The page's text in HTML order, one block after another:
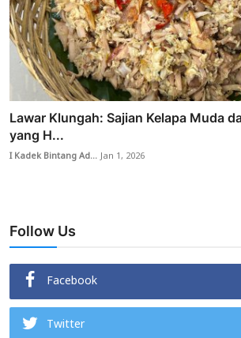
Lawar Klungah: Sajian Kelapa Muda
yang H...
I Kadek Bintang Ad...Jan 1, 2026
Follow Us
Facebook
Twitter